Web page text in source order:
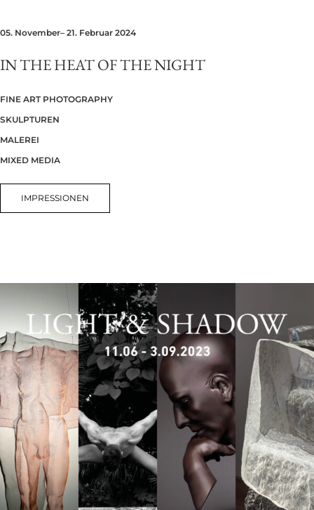
05. November– 21. Februar 2024
IN THE HEAT OF THE NIGHT
FINE ART PHOTOGRAPHY
SKULPTUREN
MALEREI
MIXED MEDIA
IMPRESSIONEN